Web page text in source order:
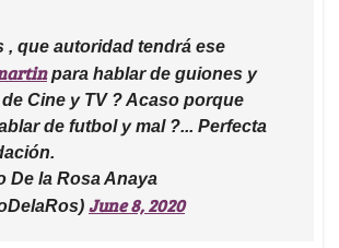
, que autoridad tendrá ese
para hablar de guiones y
Cine y TV ? Acaso porque
de futbol y mal ?... Perfecta
De la Rosa Anaya
June 8, 2020